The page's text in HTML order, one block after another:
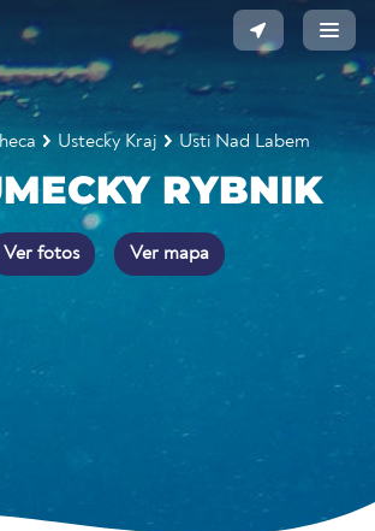
Ustecky Kraj Usti Nad Labem
RYBNIK
Ver fotos Ver mapa